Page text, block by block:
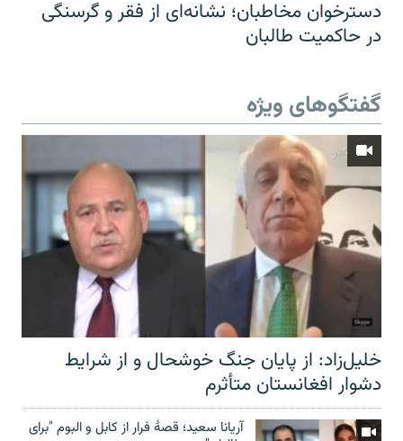
دسترخوان مخاطبان؛ نشانه‌ای از فقر و گرسنگی
در حاکمیت طالبان
گفتگوهای ویژه
خلیل‌زاد: از پایان جنگ خوشحال و از شرایط
دشوار افغانستان متأثرم
آریانا سعید؛ قصۀ فرار از کابل و البوم "برای